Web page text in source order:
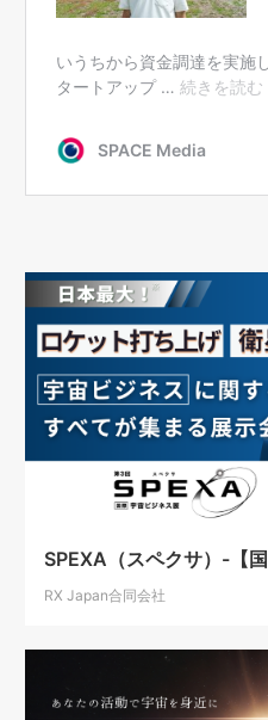
SPEXA（スペクサ）-【
RX Japan合同会社